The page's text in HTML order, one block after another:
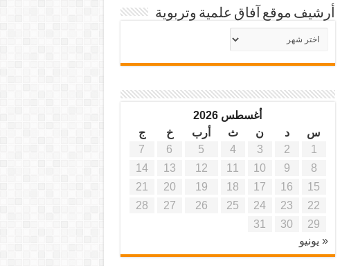
أرشيف موقع آفاق علمية وتربوية
أرشيف
موقع
أغسطس 2026
س
د ن ث أرب خ
ج
1
2
3
4
5
6
7
8
9
10
11
12
13
14
15
16
17
18
19
20
21
22
23
24
25
26
27
28
29
30
31
« يونيو